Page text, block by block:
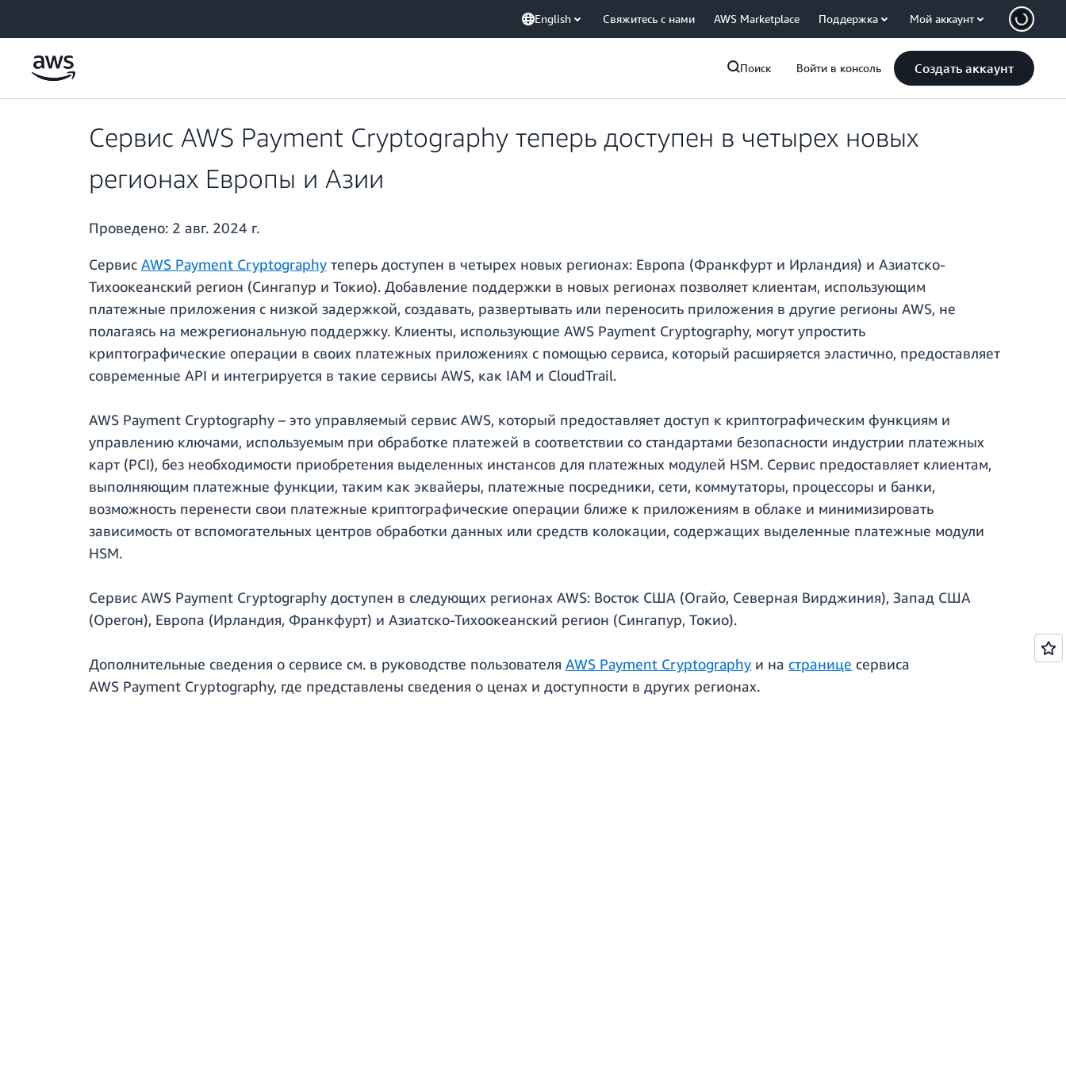
English Свяжитесь с нами AWS Marketplace Поддержка Мой аккаунт
Поиск Войти в консоль Создать аккаунт
Сервис AWS Payment Cryptography теперь доступен в четырех новых
регионах Европы и Азии
Проведено: 2 авг. 2024 г.
Сервис AWS Payment Cryptography теперь доступен в четырех новых регионах: Европа (Франкфурт и Ирландия) и Азиатско-
Тихоокеанский регион (Сингапур и Токио). Добавление поддержки в новых регионах позволяет клиентам, использующим
платежные приложения с низкой задержкой, создавать, развертывать или переносить приложения в другие регионы AWS, не
полагаясь на межрегиональную поддержку. Клиенты, использующие AWS Payment Cryptography, могут упростить
криптографические операции в своих платежных приложениях с помощью сервиса, который расширяется эластично, предоставляет
современные API и интегрируется в такие сервисы AWS, как IAM и CloudTrail.
AWS Payment Cryptography – это управляемый сервис AWS, который предоставляет доступ к криптографическим функциям и
управлению ключами, используемым при обработке платежей в соответствии со стандартами безопасности индустрии платежных
карт (PCI), без необходимости приобретения выделенных инстансов для платежных модулей HSM. Сервис предоставляет клиентам,
выполняющим платежные функции, таким как эквайеры, платежные посредники, сети, коммутаторы, процессоры и банки,
возможность перенести свои платежные криптографические операции ближе к приложениям в облаке и минимизировать
зависимость от вспомогательных центров обработки данных или средств колокации, содержащих выделенные платежные модули
HSM.
Сервис AWS Payment Cryptography доступен в следующих регионах AWS: Восток США (Огайо, Северная Вирджиния), Запад США
(Орегон), Европа (Ирландия, Франкфурт) и Азиатско-Тихоокеанский регион (Сингапур, Токио).
Дополнительные сведения о сервисе см. в руководстве пользователя AWS Payment Cryptography и на странице сервиса
AWS Payment Cryptography, где представлены сведения о ценах и доступности в других регионах.